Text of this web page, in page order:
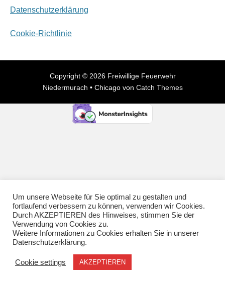
Impressum
Datenschutzerklärung
Niedermurach•Chicago von Catch Themes
Um unsere Webseite für Sie optimal zu gestalten und
fortlaufend verbessern zu können, verwenden wir Cookies.
Durch AKZEPTIEREN des Hinweises, stimmen Sie der
Verwendung von Cookies zu.
Weitere Informationen zu Cookies erhalten Sie in unserer
Datenschutzerklärung.
Cookie settings AKZEPTIEREN